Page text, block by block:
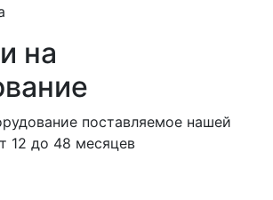
на
поставляемое нашей
12 до 48 месяцев